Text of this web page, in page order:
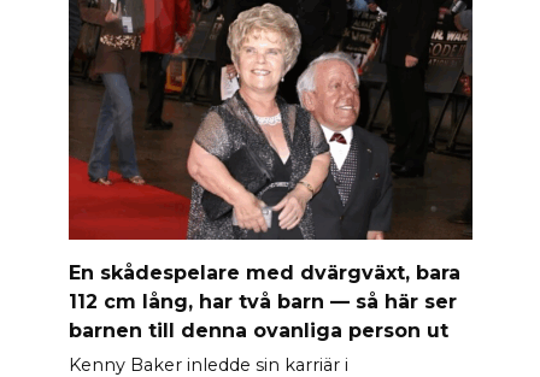
En skådespelare med dvärgväxt, bara
112 cm lång, har två barn — så här ser
barnen till denna ovanliga person ut
Kenny Baker inledde sin karriär i